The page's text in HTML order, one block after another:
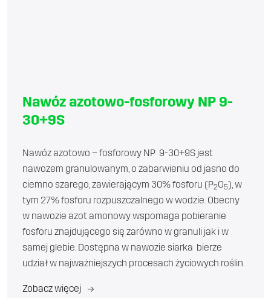
Nawóz azotowo-fosforowy NP 9-
30+9S
Nawóz azotowo – fosforowy NP 9-30+9S jest
nawozem granulowanym, o zabarwieniu od jasno do
ciemno szarego, zawierającym 30% fosforu (P2O5), w
tym 27% fosforu rozpuszczalnego w wodzie. Obecny
w nawozie azot amonowy wspomaga pobieranie
fosforu znajdującego się zarówno w granuli jak i w
samej glebie. Dostępna w nawozie siarka bierze
udział w najważniejszych procesach życiowych roślin.
Zobacz więcej